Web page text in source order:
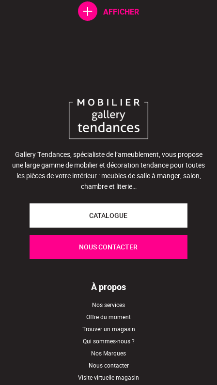
AFFICHER
Gallery Tendances, spécialiste de l’ameublement, vous propose
une large gamme de mobilier et décoration tendance pour toutes
les pièces de votre intérieur : meubles de salle à manger, salon,
chambre et literie…
CATALOGUE
NOUS CONTACTER
À propos
Nos services
Offre du moment
Trouver un magasin
Qui sommes-nous ?
Nos Marques
Nous contacter
Visite virtuelle magasin